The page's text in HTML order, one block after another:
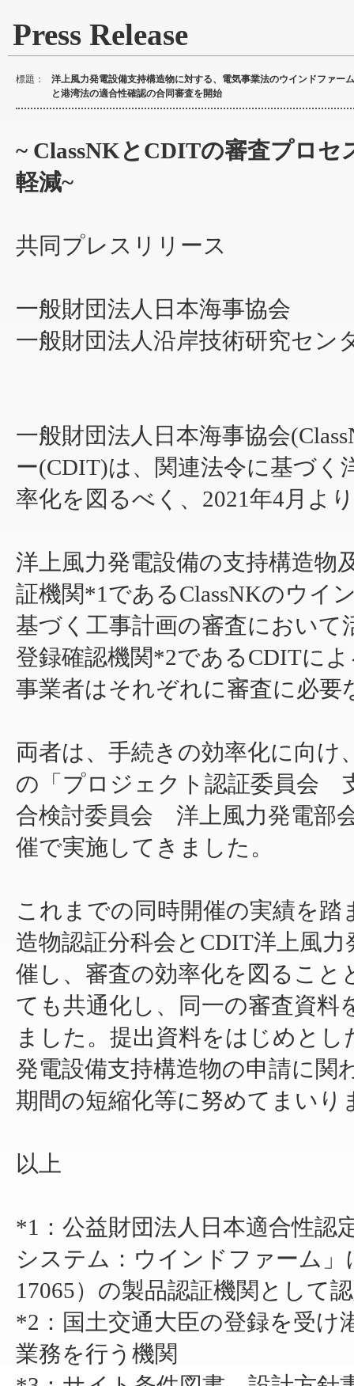
Press Release
標題：
洋上風力発電設備支持構造物に対する、電気事業法のウインドファー
と港湾法の適合性確認の合同審査を開始
~ ClassNKとCDITの審査プロセ
軽減~
共同プレスリリース
一般財団法人日本海事協会
一般財団法人沿岸技術研究セン
一般財団法人日本海事協会
ー(CDIT)は、関連法令に基づく
率化を図るべく、2021年4月よ
洋上風力発電設備の支持構造物
証機関*1であるClassNKのウイ
基づく工事計画の審査におい
登録確認機関*2であるCDITに
事業者はそれぞれに審査に必
両者は、手続きの効率化に向け
の「プロジェクト認証委員会
合検討委員会 洋上風力発電部
催で実施してきました。
これまでの同時開催の実績を踏
造物認証分科会とCDIT洋上風
催し、審査の効率化を図るこ
ても共通化し、同一の審査資
ました。提出資料をはじめと
発電設備支持構造物の申請に関
期間の短縮化等に努めてまいり
以上
*1：公益財団法人日本適合性認
システム：ウインドファーム」
17065）の製品認証機関として
*2：国土交通大臣の登録を受け
業務を行う機関